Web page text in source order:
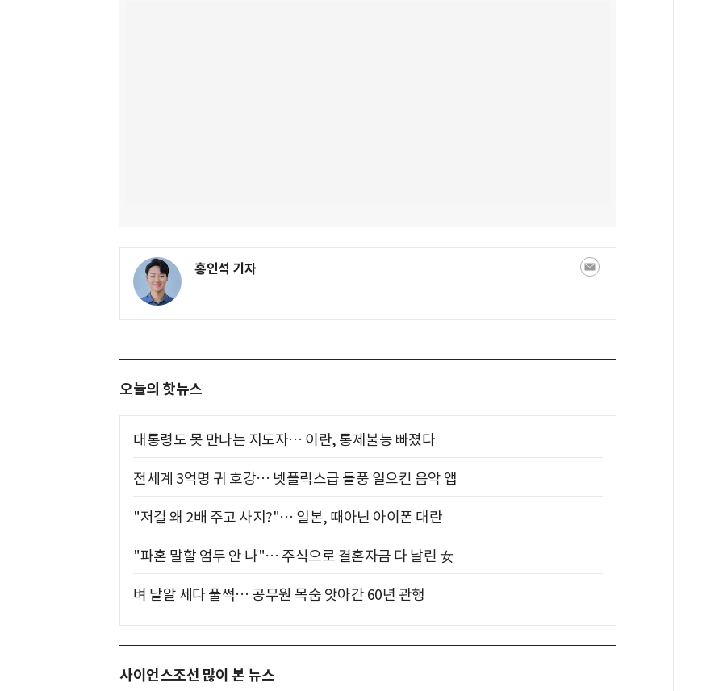
홍인석 기자
오늘의 핫뉴스
대통령도 못 만나는 지도자… 이란, 통제불능 빠졌다
전세계 3억명 귀 호강… 넷플릭스급 돌풍 일으킨 음악 앱
"저걸 왜 2배 주고 사지?"… 일본, 때아닌 아이폰 대란
"파혼 말할 엄두 안 나"… 주식으로 결혼자금 다 날린 女
벼 낱알 세다 풀썩… 공무원 목숨 앗아간 60년 관행
사이언스조선 많이 본 뉴스